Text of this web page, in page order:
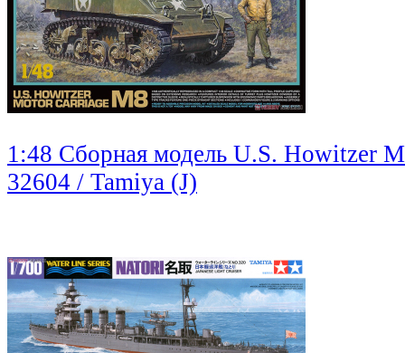
1:48 Сборная модель U.S. Howitzer
32604 / Tamiya (J)